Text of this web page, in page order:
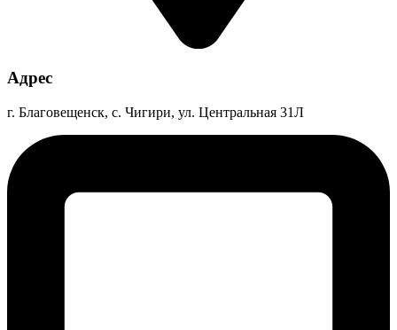
Адрес
г. Благовещенск, с. Чигири, ул. Центральная 31Л